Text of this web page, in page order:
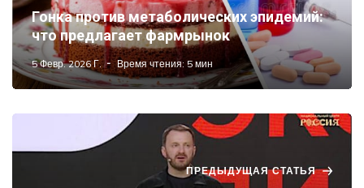
Гонка против метаболических эпидемий:
что предлагает фармрынок
5 Февр. 2026 Г. Время чтения: 5 мин
ПРЕДЫДУЩАЯ СТАТЬЯ